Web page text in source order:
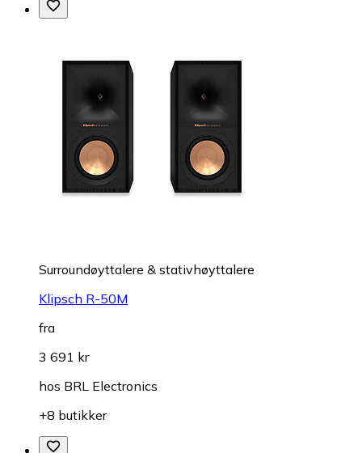
Surroundøyttalere & stativhøyttalere
Klipsch R-50M
fra
3 691 kr
hos BRL Electronics
+8 butikker